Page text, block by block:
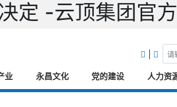
定 -云顶集团官
业 永昌文化 党的建设 人力资